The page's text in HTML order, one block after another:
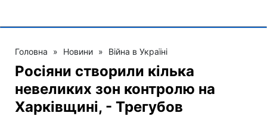
Головна » Новини » Війна в Україні
Росіяни створили кілька
невеликих зон контролю на
Харківщині, - Трегубов